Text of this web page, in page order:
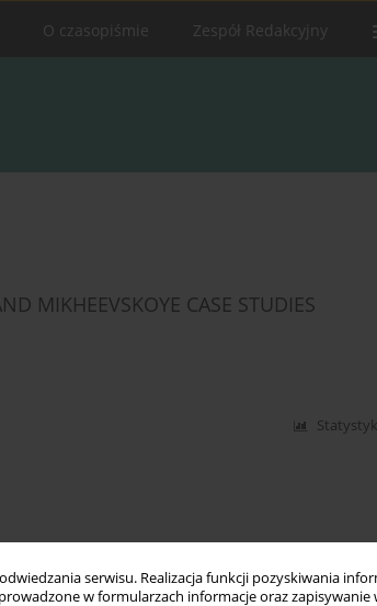
serwisu. Realizacja funkcji pozyskiwania
w formularzach informacje oraz
O czasopiśmie Zespół Redakcyjny
MIKHEEVSKOYE CASE STUDIES